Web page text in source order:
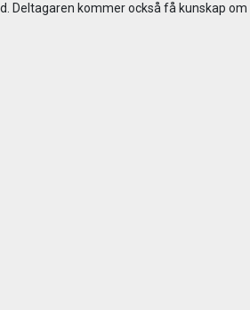
Deltagaren kommer också få kunskap om